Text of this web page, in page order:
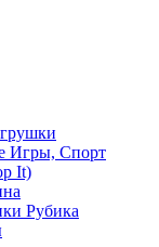
Игры, Спорт
It)
Рубика